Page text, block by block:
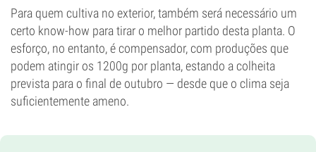
Para quem cultiva no exterior, também será necessário um
certo know-how para tirar o melhor partido desta planta. O
esforço, no entanto, é compensador, com produções que
podem atingir os 1200g por planta, estando a colheita
prevista para o final de outubro — desde que o clima seja
suficientemente ameno.